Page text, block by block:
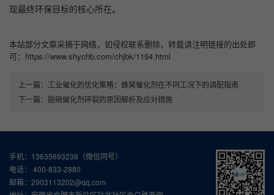
现最终环保目标的核心所在。
本站部分文章采摘于网络，如侵权联系删除，转载请注明链接的出处即
可：https://www.shychb.com/chjbk/1194.html
上一篇： 工业催化的优化策略：蜂窝催化剂在不同工况下的调配指南
下一篇： 脱硝催化剂碎裂的原因解析及应对措施
手机：13635693238（微信同号）
电话： 400-833-2880
邮箱：2903113202@qq.com